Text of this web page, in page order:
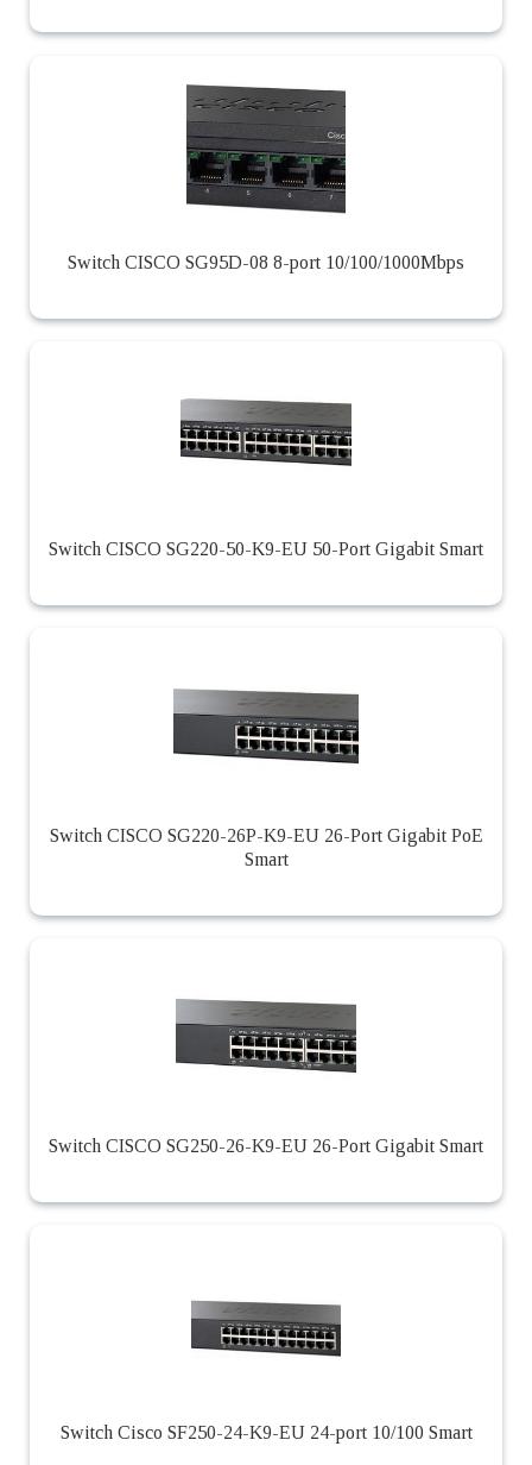
Switch CISCO SG95D-08 8-port 10/100/1000Mbps
Switch CISCO SG220-50-K9-EU 50-Port Gigabit Smart
Switch CISCO SG220-26P-K9-EU 26-Port Gigabit PoE
Smart
Switch CISCO SG250-26-K9-EU 26-Port Gigabit Smart
Switch Cisco SF250-24-K9-EU 24-port 10/100 Smart